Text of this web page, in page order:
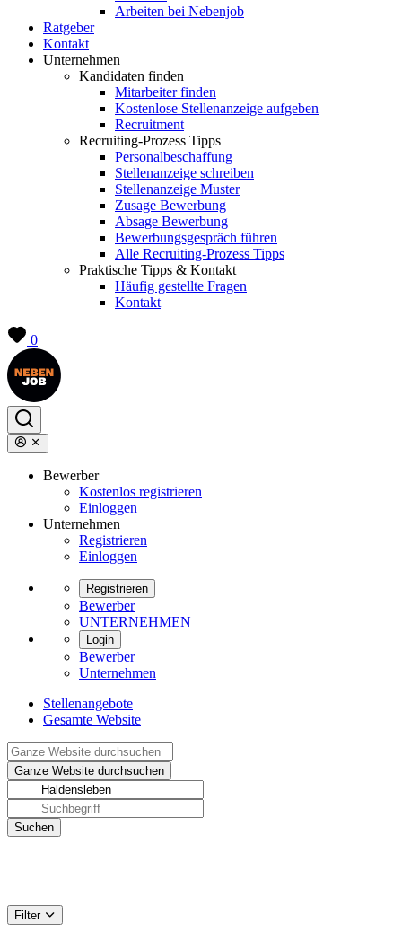
Arbeiten bei Nebenjob
Ratgeber
Kontakt
Unternehmen
Kandidaten finden
Mitarbeiter finden
Kostenlose Stellenanzeige aufgeben
Recruitment
Recruiting-Prozess Tipps
Personalbeschaffung
Stellenanzeige schreiben
Stellenanzeige Muster
Zusage Bewerbung
Absage Bewerbung
Bewerbungsgespräch führen
Alle Recruiting-Prozess Tipps
Praktische Tipps & Kontakt
Häufig gestellte Fragen
Kontakt
0
Bewerber
Kostenlos registrieren
Einloggen
Unternehmen
Registrieren
Einloggen
Registrieren
Bewerber
UNTERNEHMEN
Login
Bewerber
Unternehmen
Stellenangebote
Gesamte Website
Filter